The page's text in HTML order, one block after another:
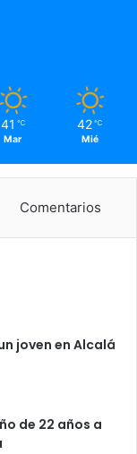
41 ℃
Mar
42 ℃
Mié
Comentarios
joven en Alcalá
de 22 años a